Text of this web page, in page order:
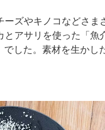
ーズやキノコなどさま
とアサリを使った「魚
でした。素材を生かし